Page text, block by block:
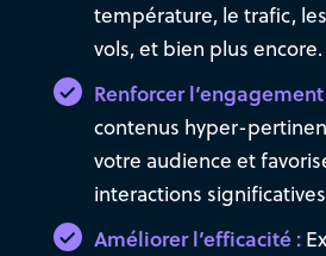
température, le trafic,
vols, et bien plus encore.
Renforcer
contenus hyper-
votre audience et
interactions
Améliorer l’efficacité :